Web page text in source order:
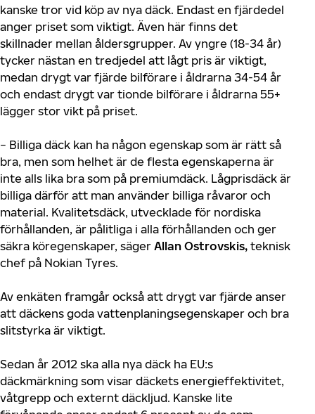
kanske tror vid köp av nya däck. Endast en fjärdedel
anger priset som viktigt. Även här finns det
skillnader mellan åldersgrupper. Av yngre (18-34 år)
tycker nästan en tredjedel att lågt pris är viktigt,
medan drygt var fjärde bilförare i åldrarna 34-54 år
och endast drygt var tionde bilförare i åldrarna 55+
lägger stor vikt på priset.
− Billiga däck kan ha någon egenskap som är rätt så
bra, men som helhet är de flesta egenskaperna är
inte alls lika bra som på premiumdäck. Lågprisdäck är
billiga därför att man använder billiga råvaror och
material. Kvalitetsdäck, utvecklade för nordiska
förhållanden, är pålitliga i alla förhållanden och ger
säkra köregenskaper, säger Allan Ostrovskis, teknisk
chef på Nokian Tyres.
Av enkäten framgår också att drygt var fjärde anser
att däckens goda vattenplaningsegenskaper och bra
slitstyrka är viktigt.
Sedan år 2012 ska alla nya däck ha EU:s
däckmärkning som visar däckets energieffektivitet,
våtgrepp och externt däckljud. Kanske lite